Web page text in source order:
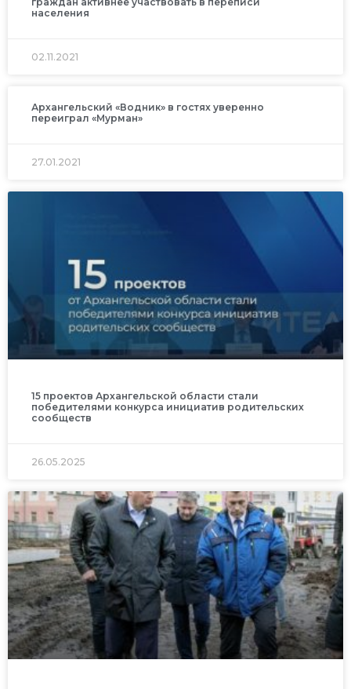
населения
02.11.2021
Архангельский «Водник» в гостях уверенно
переиграл «Мурман»
27.01.2021
15 проектов Архангельской области стали
победителями конкурса инициатив родительских
сообществ
26.05.2025